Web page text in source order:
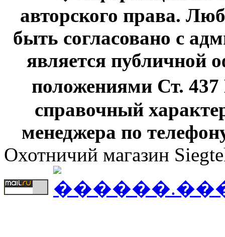
авторского права.
быть согласовано с
является публичной
положениями Ст.
справочный
менеджера по
Охотничий магазин